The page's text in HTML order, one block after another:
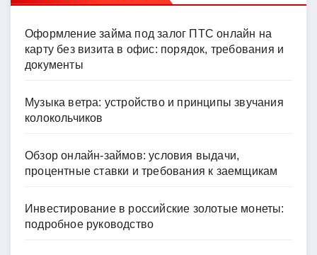
Оформление займа под залог ПТС онлайн на
карту без визита в офис: порядок, требования и
документы
Музыка ветра: устройство и принципы звучания
колокольчиков
Обзор онлайн-займов: условия выдачи,
процентные ставки и требования к заемщикам
Инвестирование в российские золотые монеты:
подробное руководство